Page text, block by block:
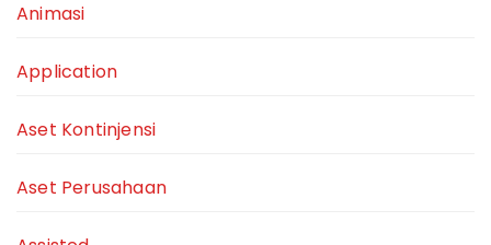
Animasi
Application
Aset Kontinjensi
Aset Perusahaan